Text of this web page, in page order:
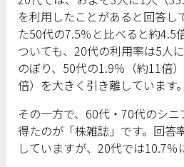
を利用したことがあると回答し
た50代の7.5％と比べると約4.5
ついても、20代の利用率は5人
のぼり、50代の1.9％（約11倍
倍）を大きく引き離しています。
その一方で、60代・70代のシ
得たのが「株雑誌」です。回答
していますが、20代では10.7％